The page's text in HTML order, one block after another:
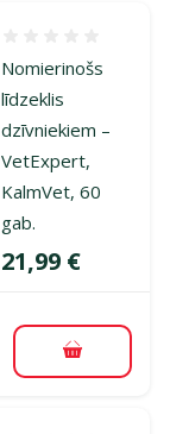
Nomierinošs
līdzeklis
dzīvniekiem –
VetExpert,
KalmVet, 60
gab.
Cena
21,99 €
Pievienot